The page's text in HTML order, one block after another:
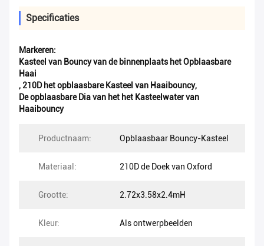
Specificaties
Markeren:
Kasteel van Bouncy van de binnenplaats het Opblaasbare
Haai
, 210D het opblaasbare Kasteel van Haaibouncy,
De opblaasbare Dia van het het Kasteelwater van
Haaibouncy
Productnaam: Opblaasbaar Bouncy-Kasteel
Materiaal: 210D de Doek van Oxford
Grootte: 2.72x3.58x2.4mH
Kleur: Als ontwerpbeelden